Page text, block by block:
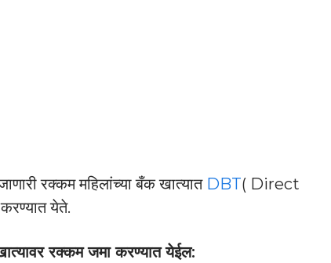
रक्कम महिलांच्या बँक खात्यात DBT( Direct
येते.
खात्यावर रक्कम जमा करण्यात येईल: